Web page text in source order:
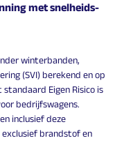
met snelheids-
winterbanden,
(SVI) berekend en op
Eigen Risico is
bedrijfswagens.
inclusief deze
exclusief brandstof en